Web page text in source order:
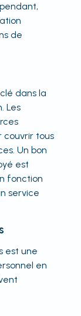
de
dans la
Les
tous
Un bon
est
fonction
service
est une
en